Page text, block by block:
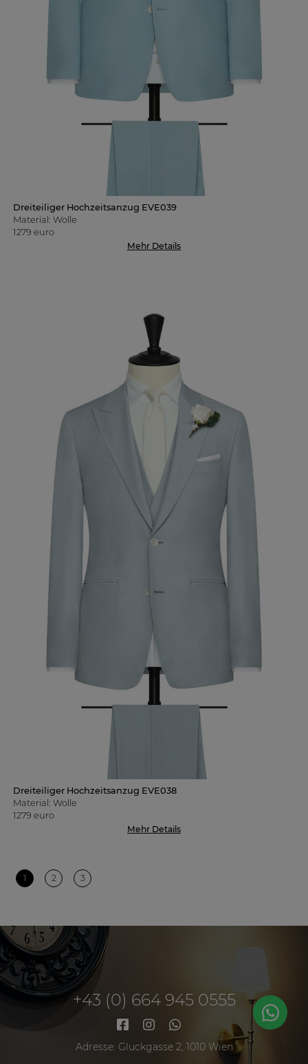
Dreiteiliger Hochzeitsanzug EVE039
Material: Wolle
1279 euro
Mehr Details
Dreiteiliger Hochzeitsanzug EVE038
Material: Wolle
1279 euro
Mehr Details
1 2 3
+43 (0) 664 945 0555
Adresse: Gluckgasse 2, 1010 Wien